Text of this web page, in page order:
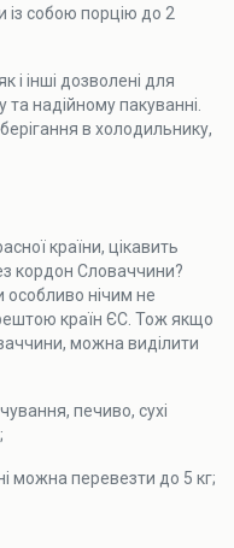
із собою порцію до 2
інші дозволені для
надійному пакуванні.
в холодильнику,
країни, цікавить
кордон Словаччини?
особливо нічим не
країн ЄС. Тож якщо
можна виділити
печиво, сухі
можна перевезти до 5 кг;